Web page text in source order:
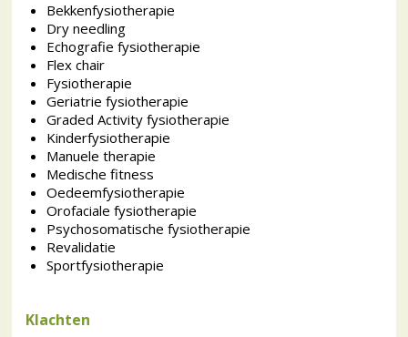
Bekkenfysiotherapie
Dry needling
Echografie fysiotherapie
Flex chair
Fysiotherapie
Geriatrie fysiotherapie
Graded Activity fysiotherapie
Kinderfysiotherapie
Manuele therapie
Medische fitness
Oedeemfysiotherapie
Orofaciale fysiotherapie
Psychosomatische fysiotherapie
Revalidatie
Sportfysiotherapie
Klachten